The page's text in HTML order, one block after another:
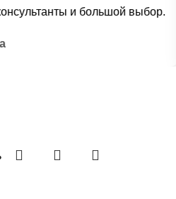
и большой выбор.